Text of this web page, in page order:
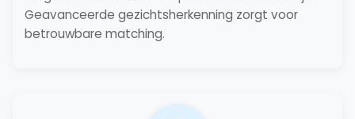
Geavanceerde gezichtsherkenning zorgt voor
betrouwbare matching.